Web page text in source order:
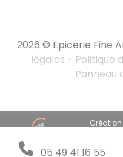
05 49 41 16 55
2026 © Epicerie Fine
légales - Politique
Panneau
Stratégie